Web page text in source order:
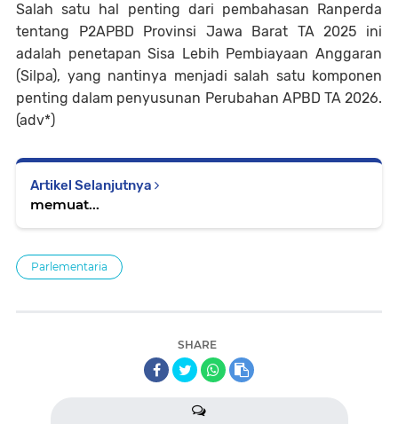
Salah satu hal penting dari pembahasan Ranperda
tentang P2APBD Provinsi Jawa Barat TA 2025 ini
adalah penetapan Sisa Lebih Pembiayaan Anggaran
(Silpa), yang nantinya menjadi salah satu komponen
penting dalam penyusunan Perubahan APBD TA 2026.
(adv*)
Artikel Selanjutnya
memuat...
Parlementaria
SHARE